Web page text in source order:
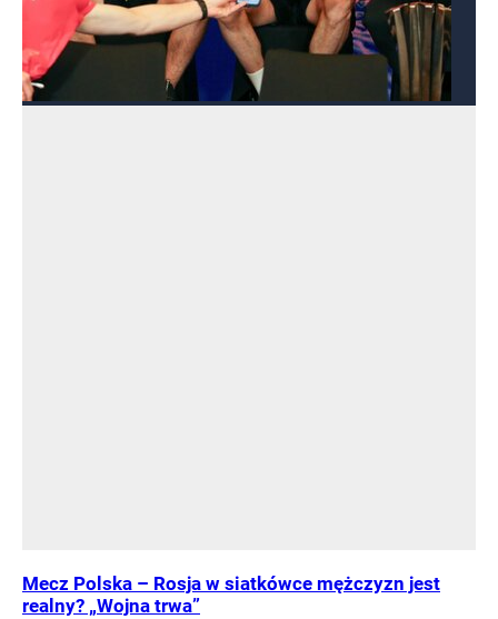
Mecz Polska – Rosja w siatkówce mężczyzn jest
realny? „Wojna trwa”